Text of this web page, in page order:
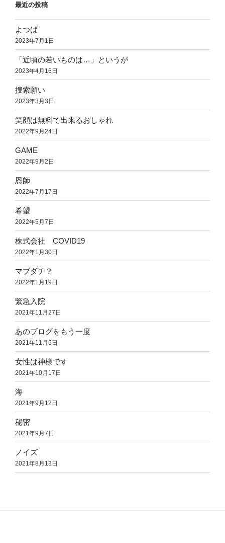
最近の投稿
よつば
2023年7月1日
「近頃の若いものは…」というが
2023年4月16日
捜索願い
2023年3月3日
笑顔は無料で出来るおしゃれ
2022年9月24日
GAME
2022年9月2日
恩師
2022年7月17日
希望
2022年5月7日
株式会社 COVID19
2022年1月30日
マブダチ？
2022年1月19日
緊急入院
2021年11月27日
あのブログをもう一度
2021年11月6日
女性は神様です
2021年10月17日
海
2021年9月12日
秘密
2021年9月7日
ノイズ
2021年8月13日